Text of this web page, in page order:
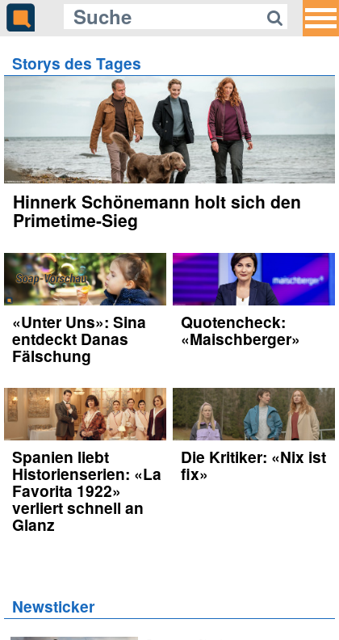
Storys des Tages
Hinnerk Schönemann holt sich den
Primetime-Sieg
«Unter Uns»: Sina
entdeckt Danas
Fälschung
Quotencheck:
«Maischberger»
Spanien liebt
Historienserien: «La
Favorita 1922»
verliert schnell an
Glanz
Die Kritiker: «Nix ist
fix»
Newsticker